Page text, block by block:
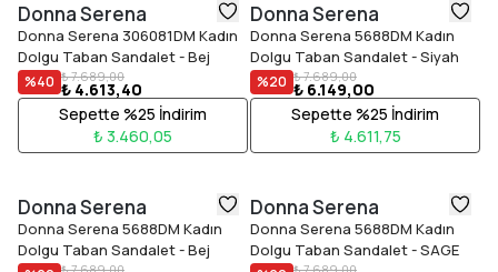
Donna Serena
Donna Serena 306081DM Kadın
Dolgu Taban Sandalet - Bej
%40 ₺ 7.689,00
₺ 4.613,40
Sepette %25 İndirim
₺ 3.460,05
Donna Serena
Donna Serena 5688DM Kadın
Dolgu Taban Sandalet - Siyah
%20 ₺ 7.689,00
₺ 6.149,00
Sepette %25 İndirim
₺ 4.611,75
Donna Serena
Donna Serena 5688DM Kadın
Dolgu Taban Sandalet - Bej
Donna Serena
Donna Serena 5688DM Kadın
Dolgu Taban Sandalet - SAGE